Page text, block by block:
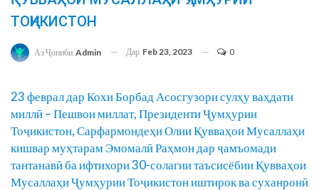
ТОҶИКИСТОН
Аз Ҷониби Admin Дар Feb 23, 2023 0
23 феврал дар Кохи Борбад Асосгузори сулҳу ваҳдати
миллӣ – Пешвои миллат, Президенти Ҷумҳурии
Тоҷикистон, Сарфармондеҳи Олии Қувваҳои Мусаллаҳи
кишвар муҳтарам Эмомалӣ Раҳмон дар ҷамъомади
тантанавӣ ба ифтихори 30-солагии таъсисёбии Қувваҳои
Мусаллаҳи Ҷумҳурии Тоҷикистон иштирок ва суханронӣ